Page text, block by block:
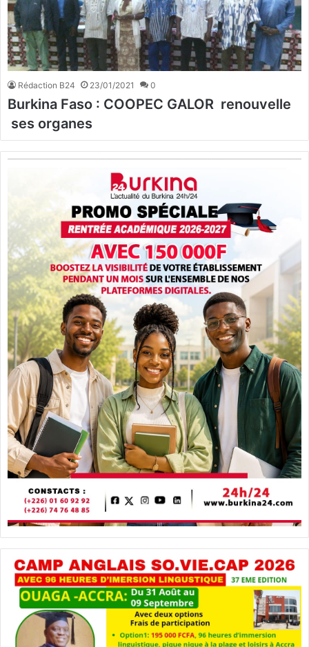
Rédaction B24 23/01/2021 0
Burkina Faso : COOPEC GALOR renouvelle
ses organes